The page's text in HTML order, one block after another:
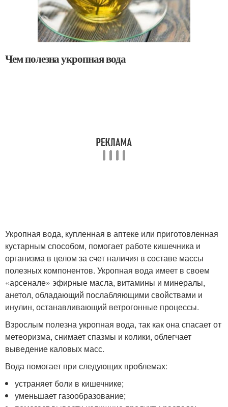
Чем полезна укропная вода
Укропная вода, купленная в аптеке или приготовленная
кустарным способом, помогает работе кишечника и
организма в целом за счет наличия в составе массы
полезных компонентов. Укропная вода имеет в своем
«арсенале» эфирные масла, витамины и минералы,
анетол, обладающий послабляющими свойствами и
инулин, останавливающий ветрогонные процессы.
Взрослым полезна укропная вода, так как она спасает от
метеоризма, снимает спазмы и колики, облегчает
выведение каловых масс.
Вода помогает при следующих проблемах:
устраняет боли в кишечнике;
уменьшает газообразование;